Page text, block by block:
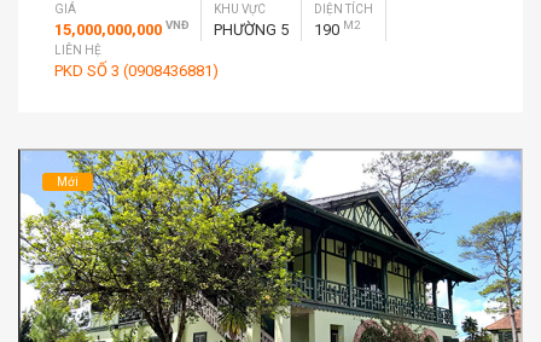
GIÁ
15,000,000,000 VNĐ
KHU VỰC
PHƯỜNG 5
DIỆN TÍCH
190 M2
LIÊN HỆ
PKD SỐ 3 (0908436881)
Mới